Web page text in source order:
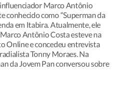
Marco Antônio
conhecido como “Superman da
em Itabira. Atualmente, ele
Antônio Costa esteve na
Online e concedeu entrevista
Tonny Moraes. Na
da Jovem Pan conversou sobre